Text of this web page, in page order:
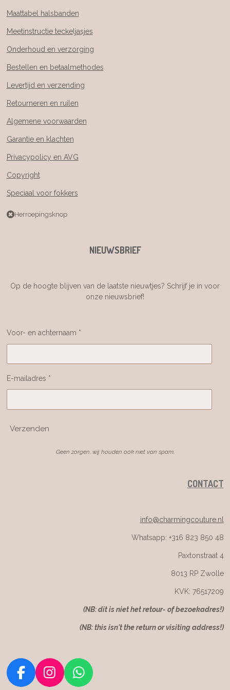
Maattabel halsbanden
Meetinstructie teckeljasjes
Onderhoud en verzorging
Bestellen en betaalmethodes
Levertijd en verzending
Retourneren en ruilen
Algemene voorwaarden
Garantie en klachten
Privacypolicy en AVG
Copyright
Speciaal voor fokkers
Herroepingsknop
NIEUWSBRIEF
Op de hoogte blijven van de laatste nieuwtjes? Schrijf je in voor
onze nieuwsbrief!
Voor- en achternaam *
E-mailadres *
Verzenden
Geen zorgen, wij houden ook niet van spam.
CONTACT
info@charmingcouture.nl
Whatsapp: +316 823 850 48
Paxtonstraat 4
8013 RP Zwolle
KVK: 76517209
(NB: dit is niet het retour- of bezoekadres!)
(NB: this isn't the return or visiting address!)
F
I
W